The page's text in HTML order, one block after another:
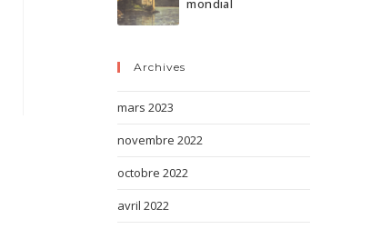
mondial
Archives
mars 2023
novembre 2022
octobre 2022
avril 2022